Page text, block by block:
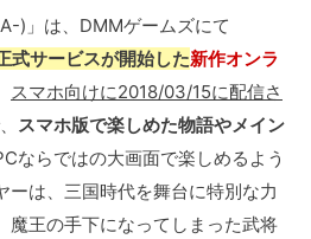
)」は、DMMゲームズにて
サービスが開始した新作オンラ
スマホ向けに2018/03/15に配信さ
スマホ版で楽しめた物語やメイン
ならではの大画面で楽しめるよう
ーは、三国時代を舞台に特別な力
魔王の手下になってしまった武将